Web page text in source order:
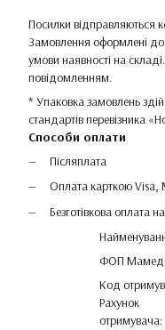
Посилки відправляються
Замовлення оформлені
умови наявності на
повідомленням.
* Упаковка замовлень
стандартів перевізника
Способи оплати
Післяплата
Оплата карткою Visa,
Безготівкова оплата
ФОП
Код
Рахунок